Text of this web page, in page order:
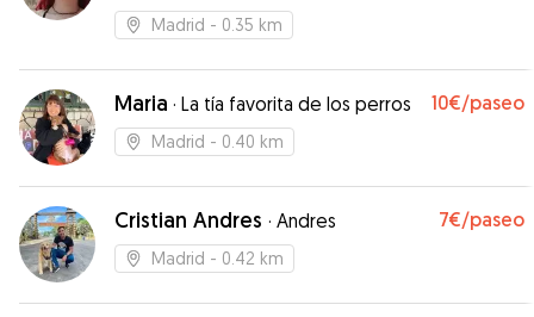
Madrid - 0.35 km
Maria · La tía favorita de los perros 10€/paseo
Madrid - 0.40 km
Cristian Andres · Andres 7€/paseo
Madrid - 0.42 km